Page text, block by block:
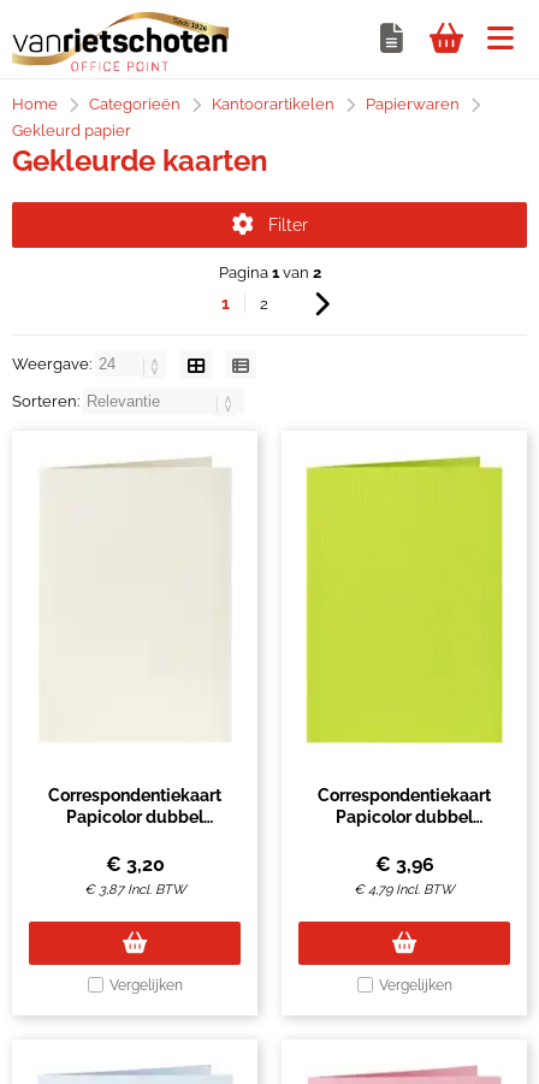
Home Categorieën Kantoorartikelen
Papierwaren
Gekleurd papier
Gekleurde kaarten
Filter
Pagina 1van 2
1 2
Weergave:
Sorteren:
Correspondentiekaart
Papicolor dubbel
6 stuks
€ 3,20
€ 3,87 Incl. BTW
Vergelijken
Correspondentiekaart
Papicolor dubbel
pak à 6 stuks
€ 3,96
€4,79 Incl. BTW
Vergelijken